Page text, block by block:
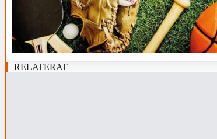
RELATERAT